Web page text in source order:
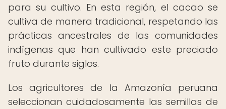
para su cultivo. En esta región, el cacao se
cultiva de manera tradicional, respetando las
prácticas ancestrales de las comunidades
indígenas que han cultivado este preciado
fruto durante siglos.
Los agricultores de la Amazonía peruana
seleccionan cuidadosamente las semillas de